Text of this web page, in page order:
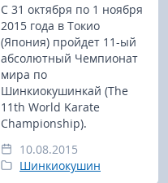
С 31 октября по 1 ноября
2015 года в Токио
(Япония) пройдет 11-ый
абсолютный Чемпионат
мира по
Шинкиокушинкай (The
11th World Karate
Championship).
10.08.2015
Шинкиокушин